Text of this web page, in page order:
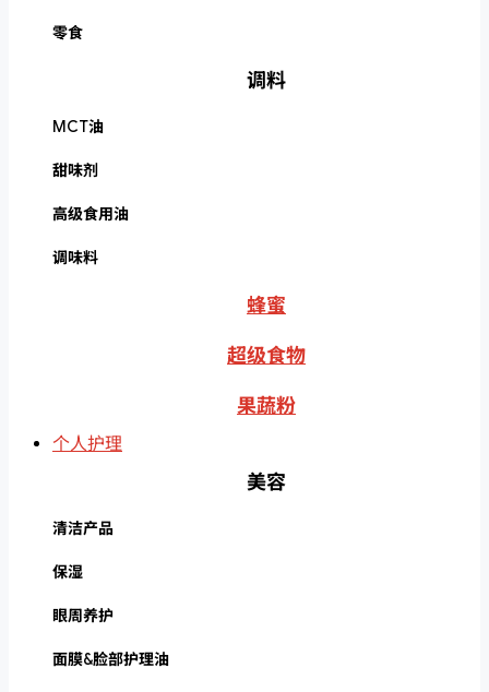
零食
调料
MCT油
甜味剂
高级食用油
调味料
蜂蜜
超级食物
果蔬粉
个人护理
美容
清洁产品
保湿
眼周养护
面膜&脸部护理油